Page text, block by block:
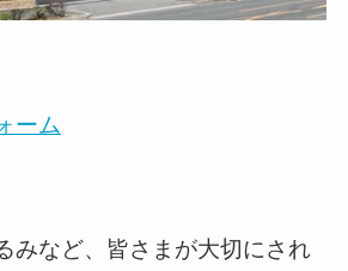
ーム
みなど、皆さまが大切にされ